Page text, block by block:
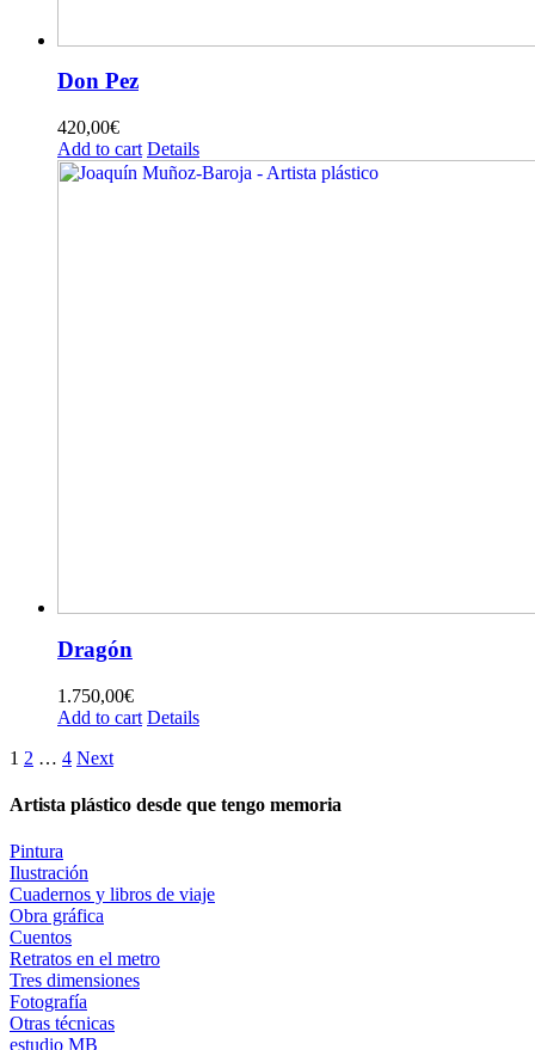
Don Pez
420,00€
Add to cart Details
Dragón
1.750,00€
Add to cart Details
1 2 … 4 Next
Artista plástico desde que tengo memoria
Pintura
Ilustración
Cuadernos y libros de viaje
Obra gráfica
Cuentos
Retratos en el metro
Tres dimensiones
Fotografía
Otras técnicas
estudio MB